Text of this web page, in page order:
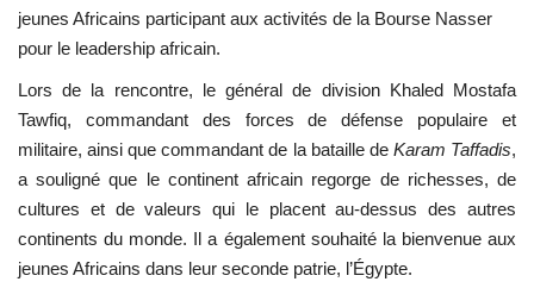
La Bourse Nasser pour le leadership
international
Actualités
Équipe de travail
Les pionniers
jeunes Africains participant aux activités de la Bourse Nasser
pour le leadership africain.
Lors de la rencontre, le général de division Khaled Mostafa
Tawfiq, commandant des forces de défense populaire et
militaire, ainsi que commandant de la bataille de Karam Taffadis,
a souligné que le continent africain regorge de richesses, de
cultures et de valeurs qui le placent au-dessus des autres
continents du monde. Il a également souhaité la bienvenue aux
jeunes Africains dans leur seconde patrie, l’Égypte.